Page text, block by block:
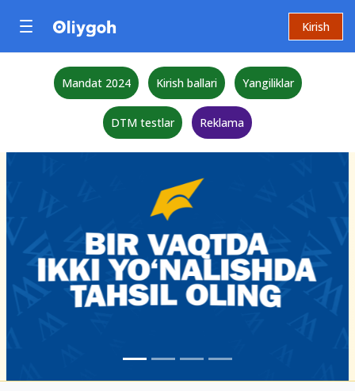
Kirish
Mandat 2024 Kirish ballari Yangiliklar
DTM testlar Reklama